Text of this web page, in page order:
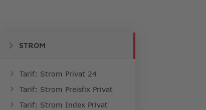
STROM
Tarif: Strom Privat 24
Tarif: Strom Preisfix Privat
Tarif: Strom Index Privat